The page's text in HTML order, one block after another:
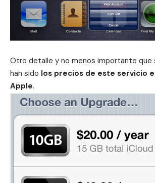
Otro detalle y no menos importante que
han sido los precios de este servicio
Apple.